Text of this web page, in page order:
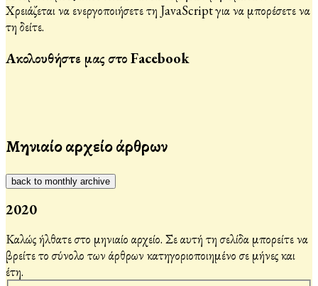
Χρειάζεται να ενεργοποιήσετε τη JavaScript για να μπορέσετε να
τη δείτε.
Ακολουθήστε μας στο Facebook
Μηνιαίο αρχείο άρθρων
back to monthly archive
2020
Καλώς ήλθατε στο μηνιαίο αρχείο. Σε αυτή τη σελίδα μπορείτε να
βρείτε το σύνολο των άρθρων κατηγοριοποιημένο σε μήνες και
έτη.